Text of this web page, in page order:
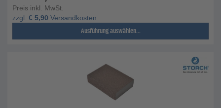
Preis inkl. MwSt.
zzgl. € 5,90 Versandkosten
Ausführung auswählen...